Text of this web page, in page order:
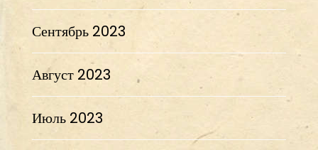
Сентябрь 2023
Август 2023
Июль 2023